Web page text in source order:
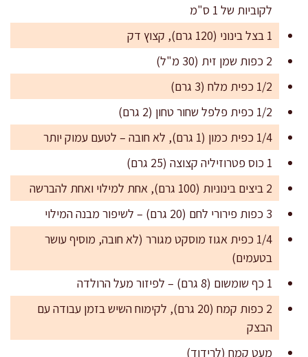
לקוביות של 1 ס"מ
1 בצל בינוני (120 גרם), קצוץ דק
2 כפות שמן זית (30 מ"ל)
1/2 כפית מלח (3 גרם)
1/2 כפית פלפל שחור טחון (2 גרם)
1/4 כפית כמון (1 גרם), לא חובה – לטעם עמוק יותר
1 כוס פטרוזיליה קצוצה (25 גרם)
2 ביצים בינוניות (100 גרם), אחת למילוי ואחת להברשה
3 כפות פירורי לחם (20 גרם) – לשיפור מבנה המילוי
1/4 כפית אגוז מוסקט מגורר (לא חובה, מוסיף עושר
בטעמים)
1 כף שומשום (8 גרם) – לפיזור מעל הרולדה
2 כפות קמח (20 גרם), לקימוח השיש בזמן עבודה עם
הבצק
מעט קמח (לרידוד)